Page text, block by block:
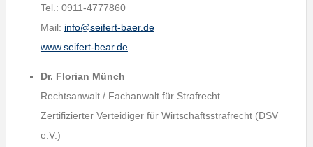
Tel.: 0911-4777860
Mail: info@seifert-baer.de
www.seifert-bear.de
Dr. Florian Münch
Rechtsanwalt / Fachanwalt für Strafrecht
Zertifizierter Verteidiger für Wirtschaftsstrafrecht (DSV
e.V.)